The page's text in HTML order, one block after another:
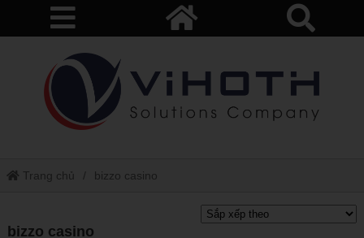
Trang chủ bizzo casino
bizzo casino